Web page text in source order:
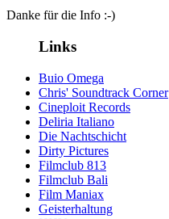
Danke für die Info :-)
Links
Buio Omega
Chris' Soundtrack Corner
Cineploit Records
Deliria Italiano
Die Nachtschicht
Dirty Pictures
Filmclub 813
Filmclub Bali
Film Maniax
Geisterhaltung